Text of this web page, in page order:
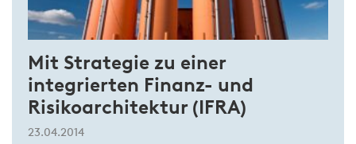
Mit Strategie zu einer
integrierten Finanz- und
Risikoarchitektur (IFRA)
23.04.2014